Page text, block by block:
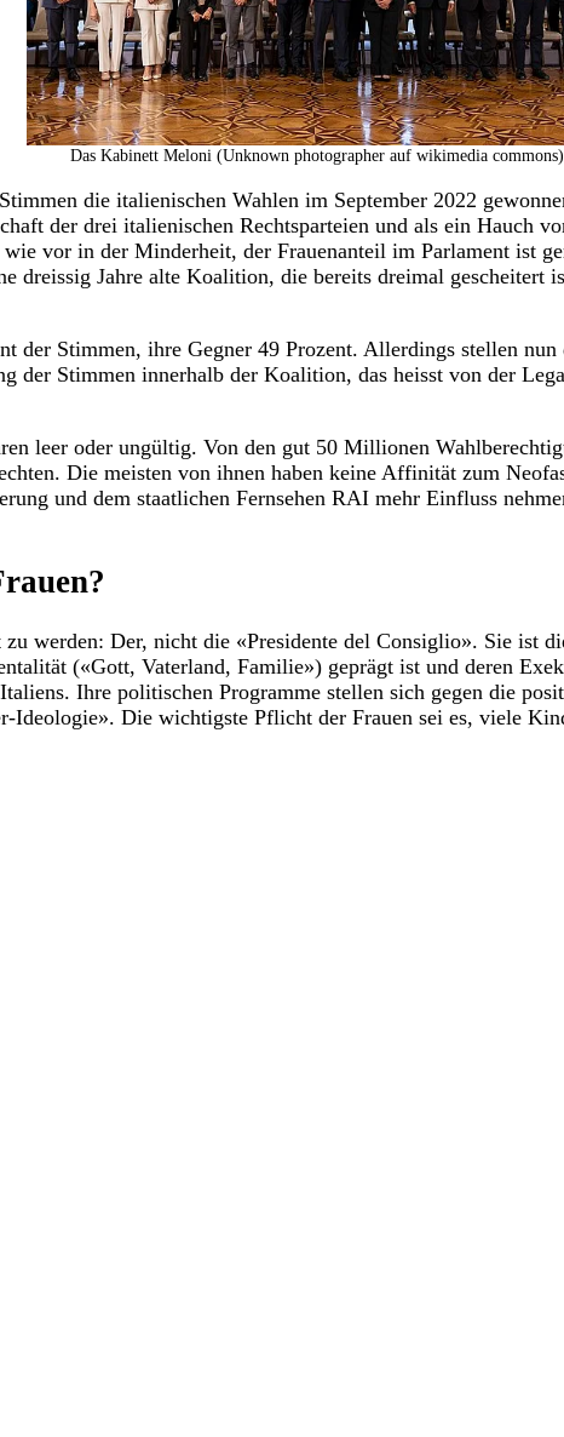
Das Kabinett Meloni (Unknown photographer auf wikimedia commons)
die italienischen Wahlen im September 2022
der drei italienischen Rechtsparteien und als ein Hauch
vor in der Minderheit, der Frauenanteil im Parlament ist
dreissig Jahre alte Koalition, die bereits dreimal
der Stimmen, ihre Gegner 49 Prozent. Allerdings stellen
der Stimmen innerhalb der Koalition, das heisst von der
leer oder ungültig. Von den gut 50 Millionen
Die meisten von ihnen haben keine Affinität zum
und dem staatlichen Fernsehen RAI mehr Einfluss
werden: Der, nicht die «Presidente del Consiglio». Sie ist
(«Gott, Vaterland, Familie») geprägt ist und deren
Ihre politischen Programme stellen sich gegen die
Die wichtigste Pflicht der Frauen sei es, viele